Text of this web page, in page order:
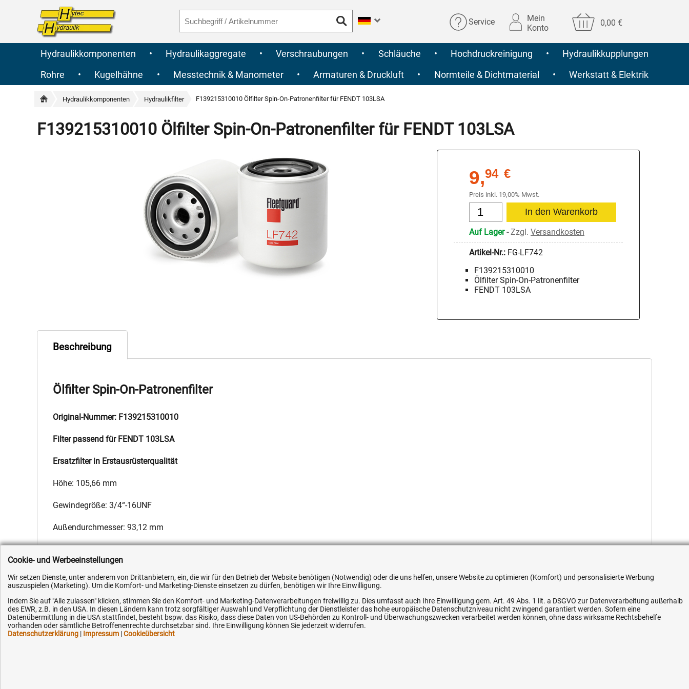
Service
Mein
Konto
0,00 €
Hydraulikkomponenten • Hydraulikaggregate • Verschraubungen • Schläuche • Hochdruckreinigung •
Hydraulikkupplungen
Rohre
• Kugelhähne • Messtechnik & Manometer • Armaturen & Druckluft • Normteile & Dichtmaterial • Werkstatt & Elektrik
Hydraulikkomponenten Hydraulikfilter F139215310010 Ölfilter Spin-On-Patronenfilter für FENDT 103LSA
F139215310010 Ölfilter Spin-On-Patronenfilter für FENDT 103LSA
9,94 €
Preis inkl. 19,00% Mwst.
Auf Lager-Zzgl. Versandkosten
Artikel-Nr.: FG-LF742
F139215310010
Ölfilter Spin-On-Patronenfilter
FENDT 103LSA
Beschreibung
Ölfilter Spin-On-Patronenfilter
Original-Nummer: F139215310010
Filter passend für FENDT 103LSA
Ersatzfilter in Erstausrüsterqualität
Höhe: 105,66 mm
Gewindegröße: 3/4“-16UNF
Außendurchmesser: 93,12 mm
Hersteller: Fleetguard,Hersteller-Nr.: F139215310010,EAN: 4051354608813
Kundenhotline (Festnetz):
+49 (0) 5351 - 523 520
Hilfe & Service Ihre Hytec-Hydraulik Vorteile Flexible Zahlung
Cookie- und Werbeeinstellungen
Wir setzen Dienste, unter anderem von Drittanbietern, ein, die wir für den Betrieb der Website benötigen (Notwendig) oder die uns helfen, unsere Website zu optimieren (Komfort) und personalisierte Werbung
auszuspielen (Marketing). Um die Komfort- und Marketing-Dienste einsetzen zu dürfen, benötigen wir Ihre Einwilligung.
Indem Sie auf "Alle zulassen" klicken, stimmen Sie den Komfort- und Marketing-Datenverarbeitungen freiwillig zu. Dies umfasst auch Ihre Einwilligung gem. Art. 49 Abs. 1 lit. a DSGVO zur Datenverarbeitung außerhalb
des EWR, z.B. in den USA. In diesen Ländern kann trotz sorgfältiger Auswahl und Verpflichtung der Dienstleister das hohe europäische Datenschutzniveau nicht zwingend garantiert werden. Sofern eine
Datenübermittlung in die USA stattfindet, besteht bspw. das Risiko, dass diese Daten von US-Behörden zu Kontroll- und Überwachungszwecken verarbeitet werden können, ohne dass wirksame Rechtsbehelfe
vorhanden oder sämtliche Betroffenenrechte durchsetzbar sind. Ihre Einwilligung können Sie jederzeit widerrufen.
Datenschutzerklärung | Impressum |Cookieübersicht